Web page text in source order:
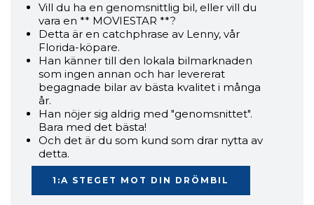
Vill du ha en genomsnittlig bil, eller vill du
vara en ** MOVIESTAR **?
Detta är en catchphrase av Lenny, vår
Florida-köpare.
Han känner till den lokala bilmarknaden
som ingen annan och har levererat
begagnade bilar av bästa kvalitet i många
år.
Han nöjer sig aldrig med "genomsnittet".
Bara med det bästa!
Och det är du som kund som drar nytta av
detta.
1:A STEGET MOT DIN DRÖMBIL